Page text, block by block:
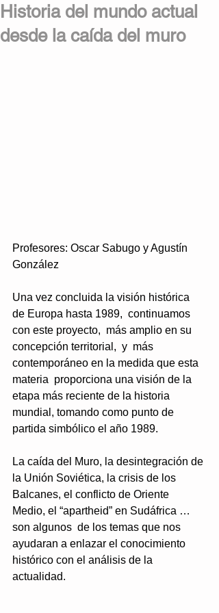
Historia del mundo actual
desde la caída del muro
Profesores: Oscar Sabugo y Agustín
González
Una vez concluida la visión histórica
de Europa hasta 1989,  continuamos
con este proyecto,  más amplio en su
concepción territorial,  y  más
contemporáneo en la medida que esta
materia  proporciona una visión de la
etapa más reciente de la historia
mundial, tomando como punto de
partida simbólico el año 1989.
La caída del Muro, la desintegración de
la Unión Soviética, la crisis de los
Balcanes, el conflicto de Oriente
Medio, el “apartheid” en Sudáfrica …
son algunos  de los temas que nos
ayudaran a enlazar el conocimiento
histórico con el análisis de la
actualidad.